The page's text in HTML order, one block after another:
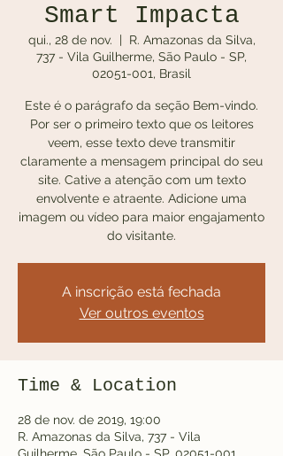
Smart Impacta
qui., 28 de nov.
  |
R. Amazonas da Silva,
737 - Vila Guilherme, São Paulo - SP,
02051-001, Brasil
Este é o parágrafo da seção Bem-vindo.
Por ser o primeiro texto que os leitores
veem, esse texto deve transmitir
claramente a mensagem principal do seu
site. Cative a atenção com um texto
envolvente e atraente. Adicione uma
imagem ou vídeo para maior engajamento
do visitante.
A inscrição está fechada
Ver outros eventos
Time & Location
28 de nov. de 2019, 19:00
R. Amazonas da Silva, 737 - Vila
Guilherme, São Paulo - SP, 02051-001,